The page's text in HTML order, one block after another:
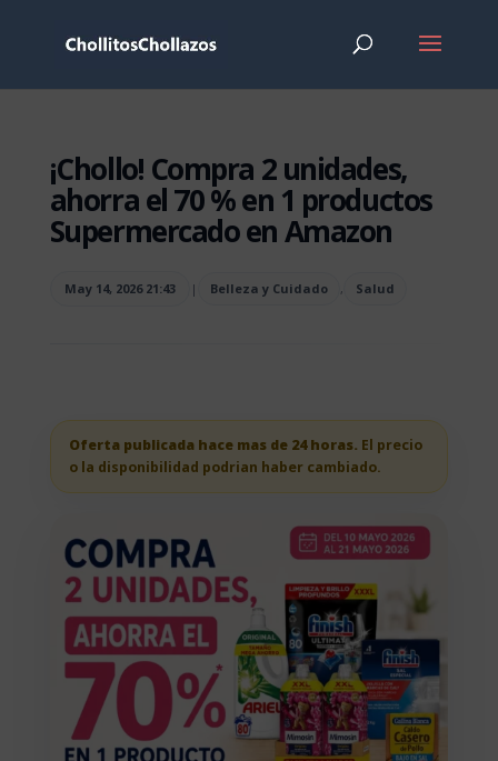
¡Chollo! Compra 2 unidades,
ahorra el 70 % en 1 productos
Supermercado en Amazon
May 14, 2026 21:43 | Belleza y Cuidado , Salud
Oferta publicada hace mas de 24 horas. El precio
o la disponibilidad podrian haber cambiado.